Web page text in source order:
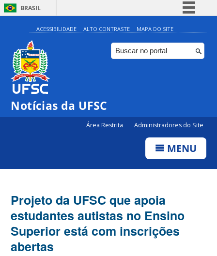
BRASIL
Simplifique!
Comunica BR
Participe
ACESSIBILIDADE ALTO CONTRASTE MAPA DO SITE
Notícias da UFSC
Área Restrita Administradores do Site
MENU
Projeto da UFSC que apoia
estudantes autistas no Ensino
Superior está com inscrições
abertas